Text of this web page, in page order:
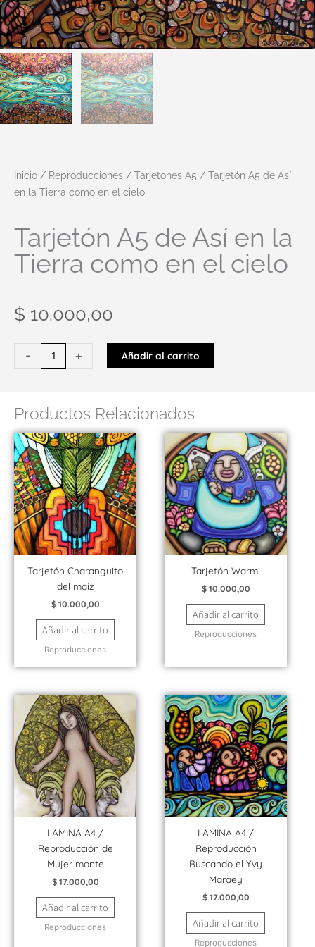
Inicio / Reproducciones / Tarjetones A5 / Tarjetón A5 de Así
en la Tierra como en el cielo
Tarjetón A5 de Así en la
Tierra como en el cielo
$ 10.000,00
-
en
la
Tierra
como
en
el
cielo
cantidad
+ Añadir al carrito
Productos Relacionados
Tarjetón Charanguito
del maíz
$10.000,00
Añadir al carrito
Reproducciones
Tarjetón Warmi
$10.000,00
Añadir al carrito
Reproducciones
LAMINA A4 /
Reproducción de
Mujer monte
$17.000,00
Añadir al carrito
Reproducciones
LAMINA A4 /
Reproducción
Buscando el Yvy
Maraey
$17.000,00
Añadir al carrito
Reproducciones